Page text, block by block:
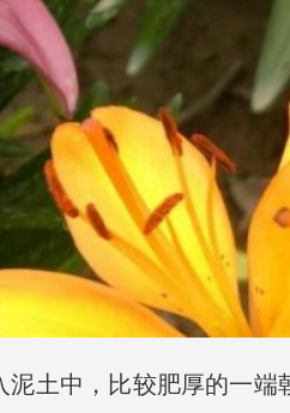
土中，比较肥厚的一